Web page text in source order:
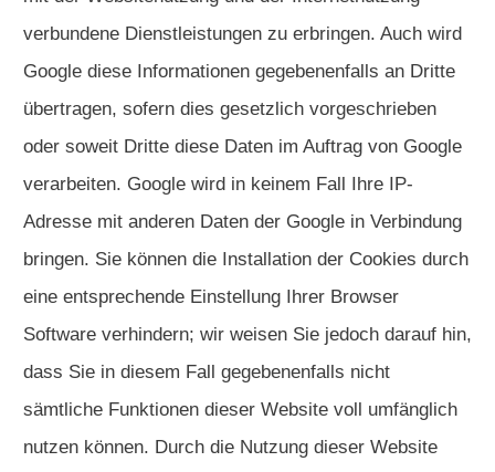
verbundene Dienstleistungen zu erbringen. Auch wird
Google diese Informationen gegebenenfalls an Dritte
übertragen, sofern dies gesetzlich vorgeschrieben
oder soweit Dritte diese Daten im Auftrag von Google
verarbeiten. Google wird in keinem Fall Ihre IP-
Adresse mit anderen Daten der Google in Verbindung
bringen. Sie können die Installation der Cookies durch
eine entsprechende Einstellung Ihrer Browser
Software verhindern; wir weisen Sie jedoch darauf hin,
dass Sie in diesem Fall gegebenenfalls nicht
sämtliche Funktionen dieser Website voll umfänglich
nutzen können. Durch die Nutzung dieser Website